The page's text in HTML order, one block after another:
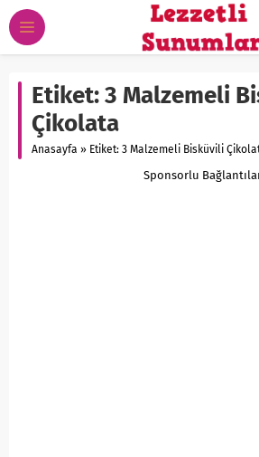
Etiket:3 Malzemeli
Çikolata
Anasayfa » Etiket: 3 Malzemeli Bisküvili
Sponsorlu